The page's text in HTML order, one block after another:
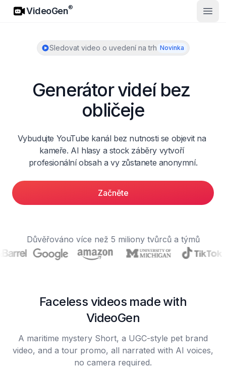
VideoGen
VideoGen®
Sledovat video o uvedení na trh Novinka
Generátor videí bez
obličeje
Vybudujte YouTube kanál bez nutnosti se objevit na
kameře. AI hlasy a stock záběry vytvoří
profesionální obsah a vy zůstanete anonymní.
Začněte
Důvěřováno více než 5 miliony tvůrců a týmů
Faceless videos made with
VideoGen
A maritime mystery Short, a UGC-style pet brand
video, and a tour promo, all narrated with AI voices,
no camera required.